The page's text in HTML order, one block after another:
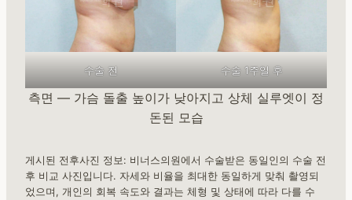
수술 전 수술 1주일 후
측면 — 가슴 돌출 높이가 낮아지고 상체 실루엣이 정
돈된 모습
게시된 전후사진 정보: 비너스의원에서 수술받은 동일인의 수술 전
후 비교 사진입니다. 자세와 비율을 최대한 동일하게 맞춰 촬영되
었으며, 개인의 회복 속도와 결과는 체형 및 상태에 따라 다를 수